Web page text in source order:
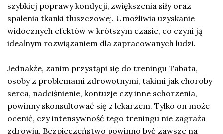
szybkiej poprawy kondycji, zwiększenia siły oraz
spalenia tkanki tłuszczowej. Umożliwia uzyskanie
widocznych efektów w krótszym czasie, co czyni ją
idealnym rozwiązaniem dla zapracowanych ludzi.
Jednakże, zanim przystąpi się do treningu Tabata,
osoby z problemami zdrowotnymi, takimi jak choroby
serca, nadciśnienie, kontuzje czy inne schorzenia,
powinny skonsultować się z lekarzem. Tylko on może
ocenić, czy intensywność tego treningu nie zagraża
zdrowiu. Bezpieczeństwo powinno być zawsze na